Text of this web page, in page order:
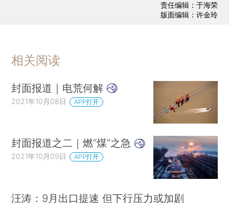
责任编辑：于海荣
版面编辑：许金玲
相关阅读
封面报道｜电荒何解
2021年10月08日 APP打开
封面报道之二｜燃“煤”之急
2021年10月09日 APP打开
汪涛：9月出口提速 但下行压力或加剧